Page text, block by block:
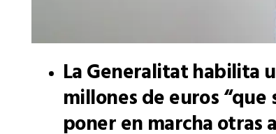
La Generalitat habilita
millones de euros
poner en marcha otras